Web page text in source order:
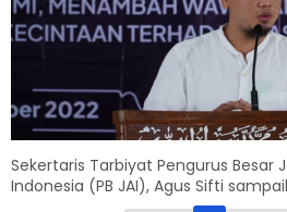
Sekertaris Tarbiyat Pengurus Besar
Indonesia (PB JAI), Agus Sifti